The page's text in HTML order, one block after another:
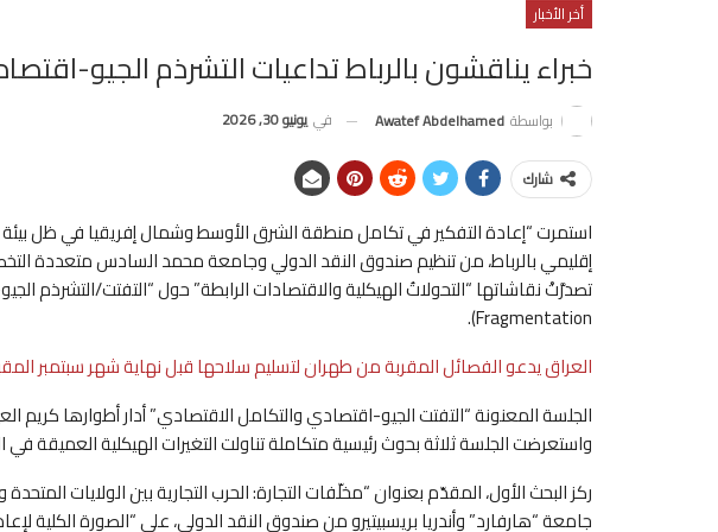
أخر الأخبار
خبراء يناقشون بالرباط تداعيات التشرذم الجيو-
بواسطة Awatef Abdelhamed في يونيو 30, 2026
شارك
استمرت “إعادة التفكير في تكامل منطقة الشرق الأوسط وشمال إفريقيا في ظل بيئة
إقليمي بالرباط، من تنظيم صندوق النقد الدولي وجامعة محمد السادس متعددة
Fragmentation).
العراق يدعو الفصائل المقربة من طهران لتسليم سلاحها قبل نهاية شهر سبتمبر
واستعرضت الجلسة ثلاثة بحوث رئيسية متكاملة تناولت التغيرات الهيكلية العميقة في
ركز البحث الأول، المقدّم بعنوان “مخلّفات التجارة: الحرب التجارية بين الولايات
جامعة “هارفارد” وأندريا بريسبيتيرو من صندوق النقد الدولي، على “الصورة الكلية